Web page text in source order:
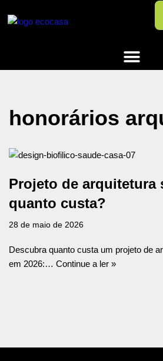
honorários
Projeto de arquitetura
quanto custa?
28 de maio de 2026
Descubra quanto custa um projeto de
em 2026:… Continue a ler »